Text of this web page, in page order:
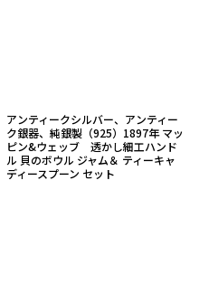
アンティークシルバー、アンティー
ク銀器、純銀製（925）1897年 マッ
ピン&ウェッブ 透かし細工ハンド
ル 貝のボウル ジャム＆ ティーキャ
ディースプーン セット